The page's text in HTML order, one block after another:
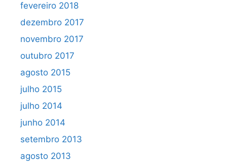
fevereiro 2018
dezembro 2017
novembro 2017
outubro 2017
agosto 2015
julho 2015
julho 2014
junho 2014
setembro 2013
agosto 2013